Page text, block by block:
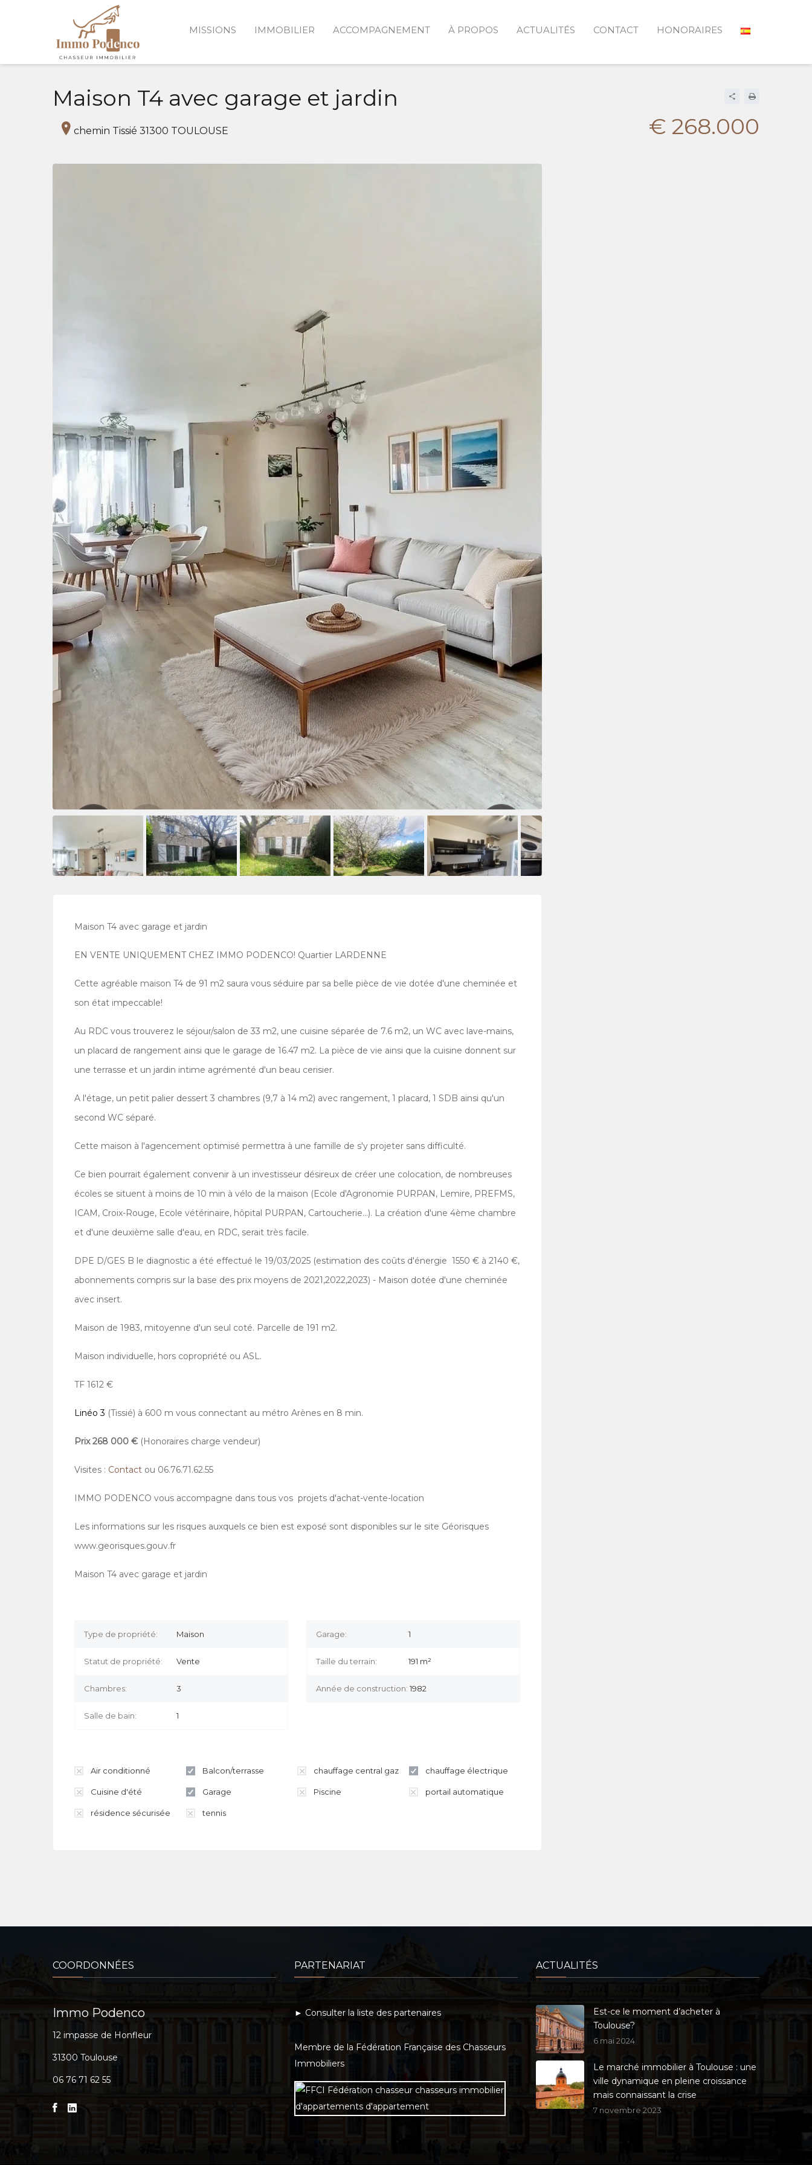
MISSIONS IMMOBILIER ACCOMPAGNEMENT À PROPOS ACTUALITÉS CONTACT HONORAIRES
Maison T4 avec garage et jardin
chemin Tissié 31300 TOULOUSE € 268.000
Maison T4 avec garage et jardin
EN VENTE UNIQUEMENT CHEZ IMMO PODENCO! Quartier LARDENNE
Cette agréable maison T4 de 91 m2 saura vous séduire par sa belle pièce de vie dotée d'une cheminée et
son état impeccable!
Au RDC vous trouverez le séjour/salon de 33 m2, une cuisine séparée de 7.6 m2, un WC avec lave-mains,
un placard de rangement ainsi que le garage de 16.47 m2. La pièce de vie ainsi que la cuisine donnent sur
une terrasse et un jardin intime agrémenté d'un beau cerisier.
A l'étage, un petit palier dessert 3 chambres (9,7 à 14 m2) avec rangement, 1 placard, 1 SDB ainsi qu'un
second WC séparé.
Cette maison à l'agencement optimisé permettra à une famille de s'y projeter sans difficulté.
Ce bien pourrait également convenir à un investisseur désireux de créer une colocation, de nombreuses
écoles se situent à moins de 10 min à vélo de la maison (Ecole d'Agronomie PURPAN, Lemire, PREFMS,
ICAM, Croix-Rouge, Ecole vétérinaire, hôpital PURPAN, Cartoucherie...). La création d'une 4ème chambre
et d'une deuxième salle d'eau, en RDC, serait très facile.
DPE D/GES B le diagnostic a été effectué le 19/03/2025 (estimation des coûts d'énergie 1550 € à 2140 €,
abonnements compris sur la base des prix moyens de 2021,2022,2023) - Maison dotée d'une cheminée
avec insert.
Maison de 1983, mitoyenne d'un seul coté. Parcelle de 191 m2.
Maison individuelle, hors copropriété ou ASL.
TF 1612 €
Linéo 3 (Tissié) à 600 m vous connectant au métro Arènes en 8 min.
Prix 268 000 € (Honoraires charge vendeur)
Visites : Contact ou 06.76.71.62.55
IMMO PODENCO vous accompagne dans tous vos projets d'achat-vente-location
Les informations sur les risques auxquels ce bien est exposé sont disponibles sur le site Géorisques
www.georisques.gouv.fr
Maison T4 avec garage et jardin
Type de propriété: Maison
Statut de propriété: Vente
Chambres: 3
Salle de bain: 1
Garage: 1
Taille du terrain: 191 m²
Année de construction: 1982
Air conditionné Balcon/terrasse chauffage central gaz chauffage électrique
Cuisine d'été Garage Piscine portail automatique
résidence sécurisée tennis
COORDONNÉES
Immo Podenco
12 impasse de Honfleur
31300 Toulouse
06 76 71 62 55
PARTENARIAT
► Consulter la liste des partenaires
Membre de la Fédération Française des Chasseurs
Immobiliers
ACTUALITÉS
Est-ce le moment d’acheter à
Toulouse?
6 mai 2024
Le marché immobilier à Toulouse : une
ville dynamique en pleine croissance
mais connaissant la crise
7 novembre 2023